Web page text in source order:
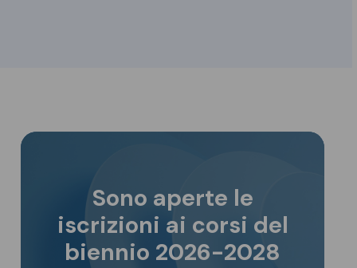
Sono aperte le
iscrizioni ai corsi del
biennio 2026-2028